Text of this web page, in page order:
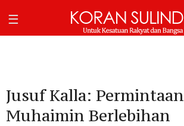
Jusuf Kalla: Permintaan
Muhaimin Berlebihan